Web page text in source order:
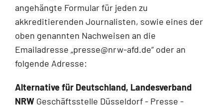
angehängte Formular für jeden zu
akkreditierenden Journalisten, sowie eines der
oben genannten Nachweisen an die
Emailadresse „presse@nrw-afd.de“ oder an
folgende Adresse:
Alternative für Deutschland, Landesverband
NRW Geschäftsstelle Düsseldorf - Presse -